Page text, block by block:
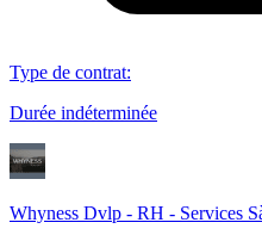
Type de contrat:
Durée indéterminée
Whyness Dvlp - RH - Services